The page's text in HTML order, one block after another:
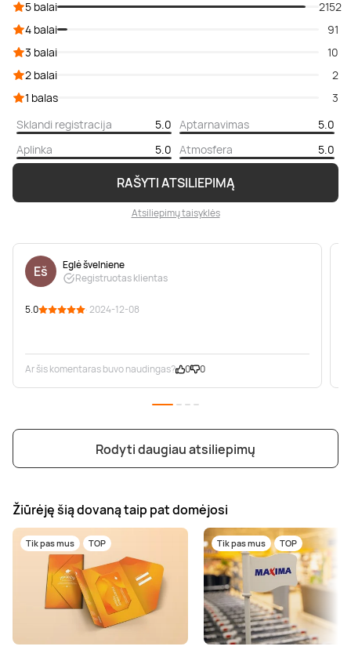
RAŠYTI ATSILIEPIMĄ
Atsiliepimų taisyklės
5 balai
2152
4 balai
91
3 balai
10
2 balai
2
1 balas
3
Sklandi registracija
5.0 Aptarnavimas
5.0
Aplinka
5.0 Atmosfera 5.0
Eš
Eglė švelniene
Registruotas klientas
5.0 · 2024-12-08
Ar šis komentaras buvo naudingas? 0 0
Rodyti daugiau atsiliepimų
Žiūrėję šią dovaną taip pat domėjosi
Tik pas mus TOP Tik pas mus TOP